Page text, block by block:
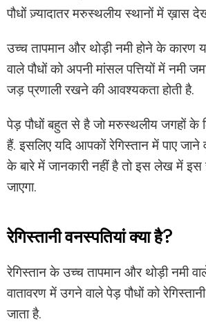
पौधों ज़्यादातर मरुस्थलीय स्थानों में ख़ास
उच्च तापमान और थोड़ी नमी होने के कारण
वाले पौधों को अपनी मांसल पत्तियों में नमी
जड़ प्रणाली रखने की आवश्यकता होती है.
पेड़ पौधों बहुत से है जो मरुस्थलीय जगहों के
हैं. इसलिए यदि आपकों रेगिस्तान में पाए जाने
के बारे में जानकारी नहीं है तो इस लेख में इस
जाएगा.
रेगिस्तानी वनस्पतियां क्या है?
रेगिस्तान के उच्च तापमान और थोड़ी नमी
वातावरण में उगने वाले पेड़ पौधों को
जाता है.